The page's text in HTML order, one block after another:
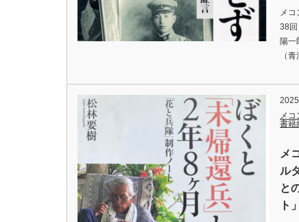
メ
38回
陽一
（
メ
書籍
メ
ル
と
ト」